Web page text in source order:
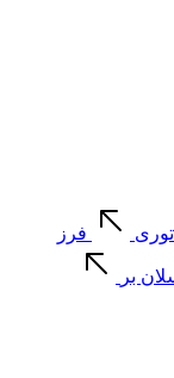
فرز
بر